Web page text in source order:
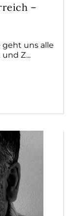
–
geht uns alle
und Z